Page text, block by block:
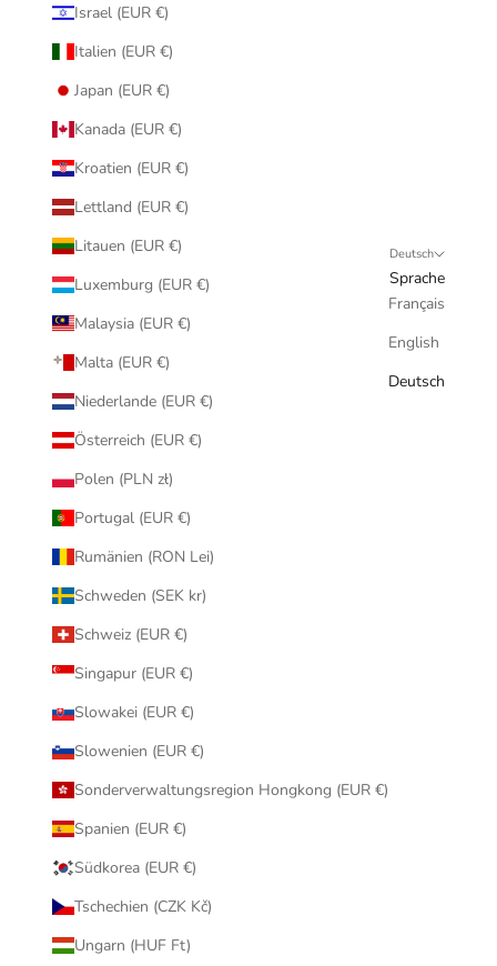
Israel (EUR €)
Italien (EUR €)
Japan (EUR €)
Kanada (EUR €)
Kroatien (EUR €)
Lettland (EUR €)
Litauen (EUR €)
Luxemburg (EUR €)
Malaysia (EUR €)
Malta (EUR €)
Niederlande (EUR €)
Österreich (EUR €)
Polen (PLN zł)
Portugal (EUR €)
Rumänien (RON Lei)
Schweden (SEK kr)
Schweiz (EUR €)
Singapur (EUR €)
Slowakei (EUR €)
Slowenien (EUR €)
Sonderverwaltungsregion Hongkong (EUR €)
Spanien (EUR €)
Südkorea (EUR €)
Tschechien (CZK Kč)
Ungarn (HUF Ft)
Deutsch
Sprache
Français
English
Deutsch